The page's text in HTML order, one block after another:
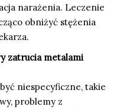
narażenia. Leczenie
obniżyć stężenia
zatrucia metalami
niespecyficzne, takie
problemy z